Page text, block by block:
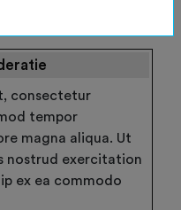
consectetur
tempor
magna aliqua. Ut
nostrud exercitation
ex ea commodo